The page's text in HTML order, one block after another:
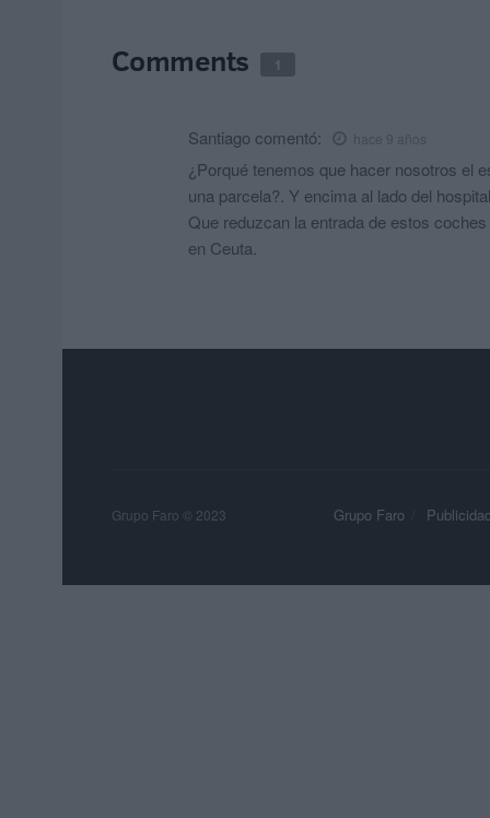
Comments 1
Santiago comentó: hace 9 años
¿Porqué tenemos que hacer nosotros el
una parcela?. Y encima al lado del
Que reduzcan la entrada de estos
en Ceuta.
Grupo Faro Publicidad
Grupo Faro © 2023